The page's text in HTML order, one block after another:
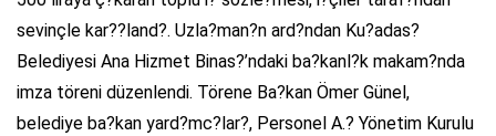
sevinçle kar??land?. Uzla?man?n ard?ndan Ku?adas?
Belediyesi Ana Hizmet Binas?’ndaki ba?kanl?k makam?nda
imza töreni düzenlendi. Törene Ba?kan Ömer Günel,
belediye ba?kan yard?mc?lar?, Personel A.? Yönetim Kurulu